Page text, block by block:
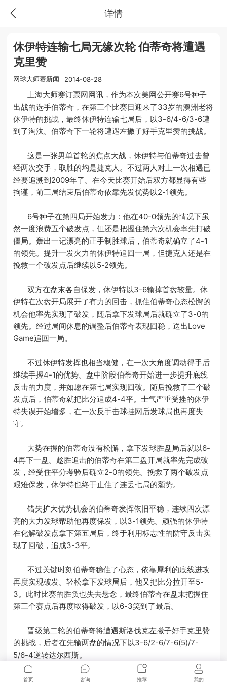
详情
休伊特连输七局无缘次轮 伯蒂奇将遭遇
克里赞
网球大师赛新闻 2014-08-28
上海大师赛订票网网讯，作为本次美网公开赛6号种子
出战的选手伯蒂奇，在第三个比赛日迎来了33岁的澳洲老将
休伊特的挑战，最终休伊特连输七局后，以3-6/4-6/3-6遭
到了淘汰。伯蒂奇下一轮将遭遇左撇子好手克里赞的挑战。
这是一张男单首轮的焦点大战，休伊特与伯蒂奇过去曾
经两次交手，取胜的均是捷克人。不过两人对上一次相遇已
经要追溯到2009年了。在今天比赛开始后双方都显得有些
拘谨，前三局结束后伯蒂奇依靠先发优势以2-1领先。
6号种子在第四局开始发力：他在40-0领先的情况下虽
然一度浪费五个破发点，但还是把握住第六次机会率先打破
僵局。轰出一记漂亮的正手制胜球后，伯蒂奇就确立了4-1
的领先。提升一发火力的休伊特追回一局，但捷克人还是在
挽救一个破发点后继续以5-2领先。
双方在盘末各自保发，休伊特以3-6输掉首盘较量。休
伊特在次盘开局展开了有力的回击，抓住伯蒂奇心态松懈的
机会他率先实现了破发，随后拿下发球局后就确立了3-0的
领先。经过局间休息的调整后伯蒂奇表现回稳，送出Love
Game追回一局。
不过休伊特发挥也相当稳健，在一次大角度调动得手后
继续手握4-1的优势。盘中阶段伯蒂奇开始进一步提升底线
反击的力度，并如愿在第七局实现回破。随后挽救了三个破
发点后，伯蒂奇就把比分追成4-4平。士气严重受挫的休伊
特失误开始增多，在一次反手击球挂网后发球局也再度失
守。
大势在握的伯蒂奇没有松懈，拿下发球胜盘局后就以6-
4再下一盘。趁胜追击的伯蒂奇在第三盘开局就率先完成破
发，经受住平分考验后确立2-0的领先。挽救了两个破发点
艰难保发，休伊特也终于止住了连丢七局的颓势。
错失扩大优势机会的伯蒂奇发挥依旧平稳，连续四次漂
亮的大力发球帮助他再度保发，以3-1领先。顽强的休伊特
在化解破发点拿下第五局后，终于利用标志性的防守反击实
现了回破，追成3-3平。
不过关键时刻伯蒂奇稳住了心态，依靠犀利的底线进攻
再度实现破发。轻松拿下发球局后，他又把比分拉开至5-
3。此时比赛的胜负也失去悬念，最终伯蒂奇在盘末把握住
第三个赛点后再度取得破发，以6-3笑到了最后。
晋级第二轮的伯蒂奇将遭遇斯洛伐克左撇子好手克里赞
的挑战，后者在先输两盘的情况下以3-6/2-6/7-6(5)/7-
5/6-4逆转达尔西斯。
首页 咨询 推荐 我的